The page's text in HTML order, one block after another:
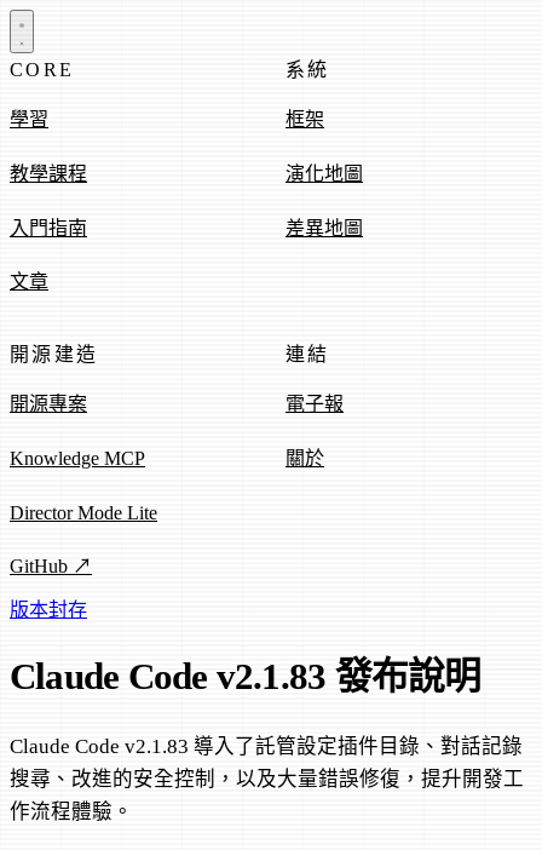
CORE
學習
教學課程
入門指南
文章
系統
框架
演化地圖
差異地圖
開源建造
開源專案
Knowledge MCP
Director Mode Lite
GitHub ↗
連結
電子報
關於
版本封存
Claude Code v2.1.83 發布說明
Claude Code v2.1.83 導入了託管設定插件目錄、對話記錄
搜尋、改進的安全控制，以及大量錯誤修復，提升開發工
作流程體驗。